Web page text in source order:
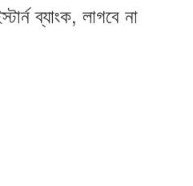
ব্যাংক, লাগবে না